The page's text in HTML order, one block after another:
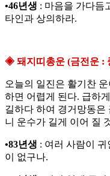
•46년생 : 마음을 가다듬
타인과 상의하라.
◈ 돼지띠총운 (금전운 :
오늘의 일진은 활기찬
하면 어렵게 된다. 급하
길하다 하여 경거망동은
니 운수가 길게 이어 질
•83년생 : 여러 사람이
이 없구나.